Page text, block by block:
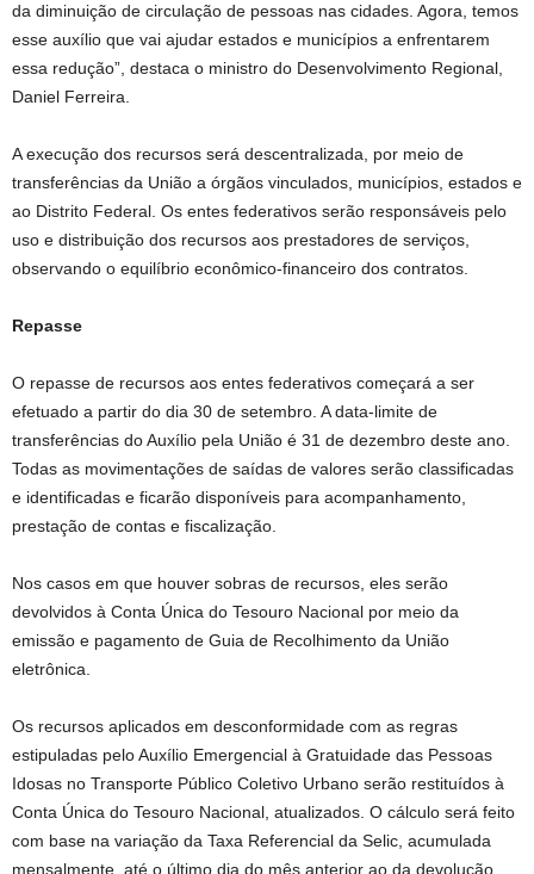
da diminuição de circulação de pessoas nas cidades. Agora, temos
esse auxílio que vai ajudar estados e municípios a enfrentarem
essa redução”, destaca o ministro do Desenvolvimento Regional,
Daniel Ferreira.
A execução dos recursos será descentralizada, por meio de
transferências da União a órgãos vinculados, municípios, estados e
ao Distrito Federal. Os entes federativos serão responsáveis pelo
uso e distribuição dos recursos aos prestadores de serviços,
observando o equilíbrio econômico-financeiro dos contratos.
Repasse
O repasse de recursos aos entes federativos começará a ser
efetuado a partir do dia 30 de setembro. A data-limite de
transferências do Auxílio pela União é 31 de dezembro deste ano.
Todas as movimentações de saídas de valores serão classificadas
e identificadas e ficarão disponíveis para acompanhamento,
prestação de contas e fiscalização.
Nos casos em que houver sobras de recursos, eles serão
devolvidos à Conta Única do Tesouro Nacional por meio da
emissão e pagamento de Guia de Recolhimento da União
eletrônica.
Os recursos aplicados em desconformidade com as regras
estipuladas pelo Auxílio Emergencial à Gratuidade das Pessoas
Idosas no Transporte Público Coletivo Urbano serão restituídos à
Conta Única do Tesouro Nacional, atualizados. O cálculo será feito
com base na variação da Taxa Referencial da Selic, acumulada
mensalmente, até o último dia do mês anterior ao da devolução